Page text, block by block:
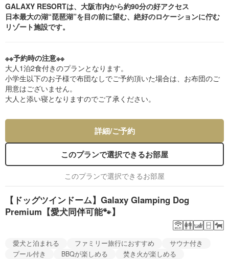
GALAXY RESORTは、大阪市内から約90分の好アクセス
日本最大の湖“琵琶湖”を目の前に望む、絶好のロケーションに佇む
リゾート施設です。
※※予約時の注意※※
大人1泊2食付きのプランとなります。
小学生以下のお子様で布団なしでご予約頂いた場合は、お布団のご
用意はございません。
大人と添い寝となりますのでご了承ください。
詳細/ご予約
このプランで選択できるお部屋
このプランで選択できるお部屋
【ドッグツインドーム】Galaxy Glamping Dog
Premium【愛犬同伴可能🐾】
愛犬と泊まれる ファミリー旅行におすすめ
サウナ付き
プール付き
BBQが楽しめる
焚き火が楽しめる